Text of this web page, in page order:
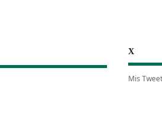
X
Mis